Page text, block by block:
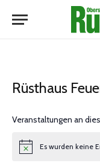
Rüsthaus
Veranstaltungen an
Notice Es wurden keine